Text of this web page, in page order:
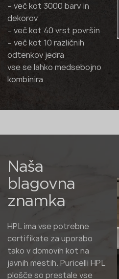
– več kot 3000 barv in
dekorov
– več kot 40 vrst površin
– več kot 10 različnih
odtenkov jedra
vse se lahko medsebojno
kombinira
Naša
blagovna
znamka
HPL ima vse potrebne
certifikate za uporabo
tako v domovih kot na
javnih mestih. Puricelli HPL
plošče so prestale vse